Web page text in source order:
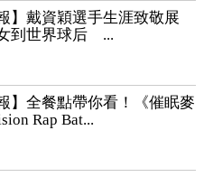
】戴資穎選手生涯致敬展
到世界球后 ...
】全餐點帶你看！《催眠麥
Rap Bat...